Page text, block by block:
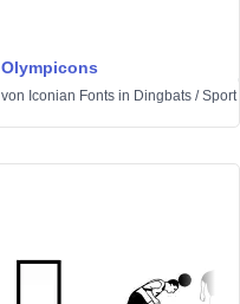
Olympicons
von Iconian Fonts in Dingbats /Sport